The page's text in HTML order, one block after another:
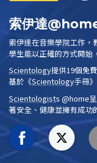
索伊達
索伊達在音樂學院工作
學生能以正確的方式開始
Scientology提供19個免
基於 《Scientology手冊》
Scientologists @home
著安全、健康並擁有成功